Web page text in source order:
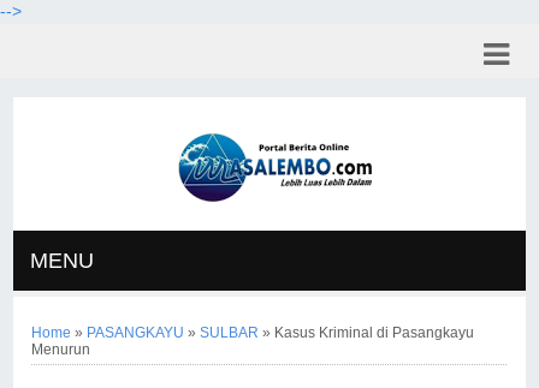
-->
MENU
Home » PASANGKAYU »SULBAR » Kasus Kriminal di Pasangkayu
Menurun